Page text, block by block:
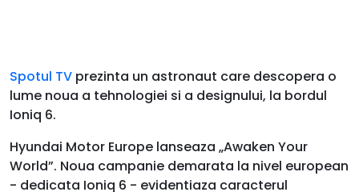
Spotul TV prezinta un astronaut care descopera o
lume noua a tehnologiei si a designului, la bordul
Ioniq 6.
Hyundai Motor Europe lanseaza „Awaken Your
World”. Noua campanie demarata la nivel european
- dedicata Ioniq 6 - evidentiaza caracterul